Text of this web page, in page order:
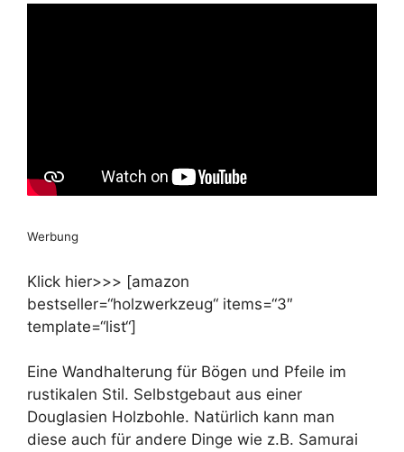
Werbung
Klick hier>>> [amazon
bestseller=“holzwerkzeug“ items=“3″
template=“list“]
Eine Wandhalterung für Bögen und Pfeile im
rustikalen Stil. Selbstgebaut aus einer
Douglasien Holzbohle. Natürlich kann man
diese auch für andere Dinge wie z.B. Samurai